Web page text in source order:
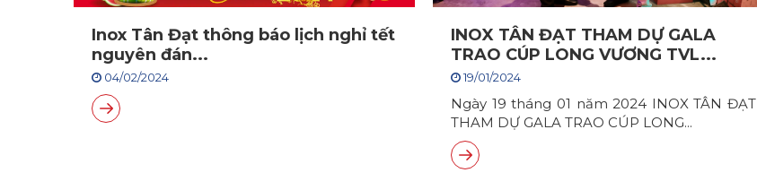
Inox Tân Đạt thông báo lịch nghỉ tết
nguyên đán...
04/02/2024
INOX TÂN ĐẠT THAM DỰ GALA
TRAO CÚP LONG VƯƠNG TVL...
19/01/2024
Ngày 19 tháng 01 năm 2024 INOX TÂN ĐẠT
THAM DỰ GALA TRAO CÚP LONG...